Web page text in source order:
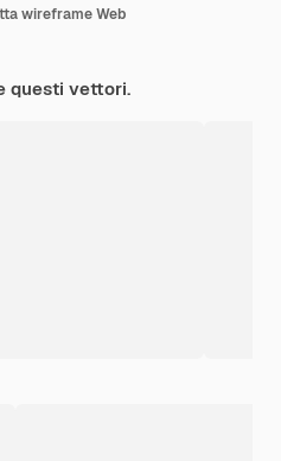
wireframe Web
questi vettori.